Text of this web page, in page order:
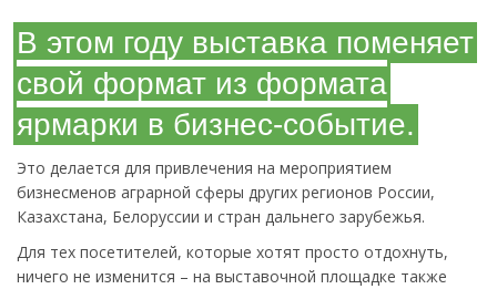
В этом году выставка поменяет
свой формат из формата
ярмарки в бизнес-событие.
Это делается для привлечения на мероприятием
бизнесменов аграрной сферы других регионов России,
Казахстана, Белоруссии и стран дальнего зарубежья.
Для тех посетителей, которые хотят просто отдохнуть,
ничего не изменится – на выставочной площадке также